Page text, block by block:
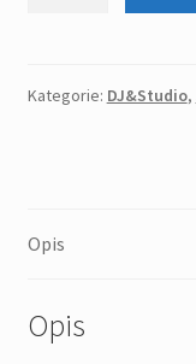
profesjonalne
Kategorie: DJ&Studio,
Opis
Opis